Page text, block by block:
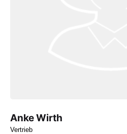
Anke Wirth
Vertrieb